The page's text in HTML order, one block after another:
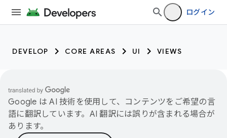
ログイン
DEVELOP CORE AREAS UI VIEWS
Google は AI 技術を使用して、コンテンツをご希望の言
語に翻訳しています。AI 翻訳には誤りが含まれる場合が
あります。